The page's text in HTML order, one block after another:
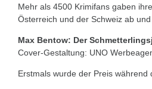
Mehr als 4500 Krimifans gaben
Österreich und der Schweiz ab
Max Bentow: Der
Cover-Gestaltung: UNO
Erstmals wurde der Preis während